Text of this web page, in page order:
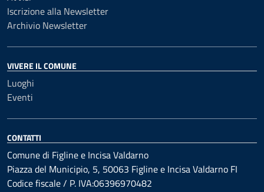
Iscrizione alla Newsletter
Archivio Newsletter
VIVERE IL COMUNE
Luoghi
Eventi
CONTATTI
Comune di Figline e Incisa Valdarno
Piazza del Municipio, 5, 50063 Figline e Incisa Valdarno FI
Codice fiscale / P. IVA:06396970482